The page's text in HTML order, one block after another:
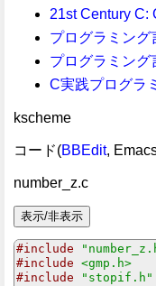
21st Century C:
プログラミング
プログラミング
C実践プログラ
kscheme
コード(BBEdit,
number_z.c
#include
#include <gmp.h>
#include
"stopif.h"